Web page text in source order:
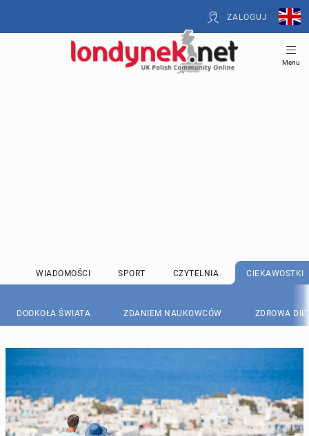
ZALOGUJ
Menu
WIADOMOŚCI SPORT CZYTELNIA CIEKAWOSTKI
DOOKOŁA ŚWIATA ZDANIEM NAUKOWCÓW ZDROWA